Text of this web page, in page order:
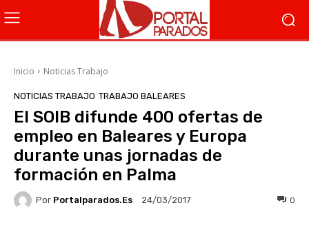
Inicio Noticias Trabajo
NOTICIAS TRABAJO TRABAJO BALEARES
El SOIB difunde 400 ofertas de
empleo en Baleares y Europa
durante unas jornadas de
formación en Palma
Por Portalparados.es 24/03/2017 0